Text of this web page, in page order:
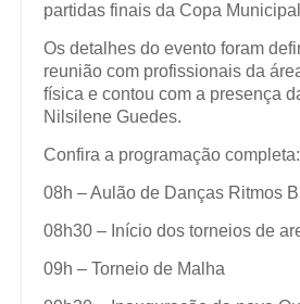
partidas finais da Copa
Os detalhes do evento foram
reunião com profissionais da
física e contou com a presença
Nilsilene Guedes.
Confira a programação completa:
08h – Aulão de Danças Ritmos
08h30 – Início dos torneios de
09h – Torneio de Malha